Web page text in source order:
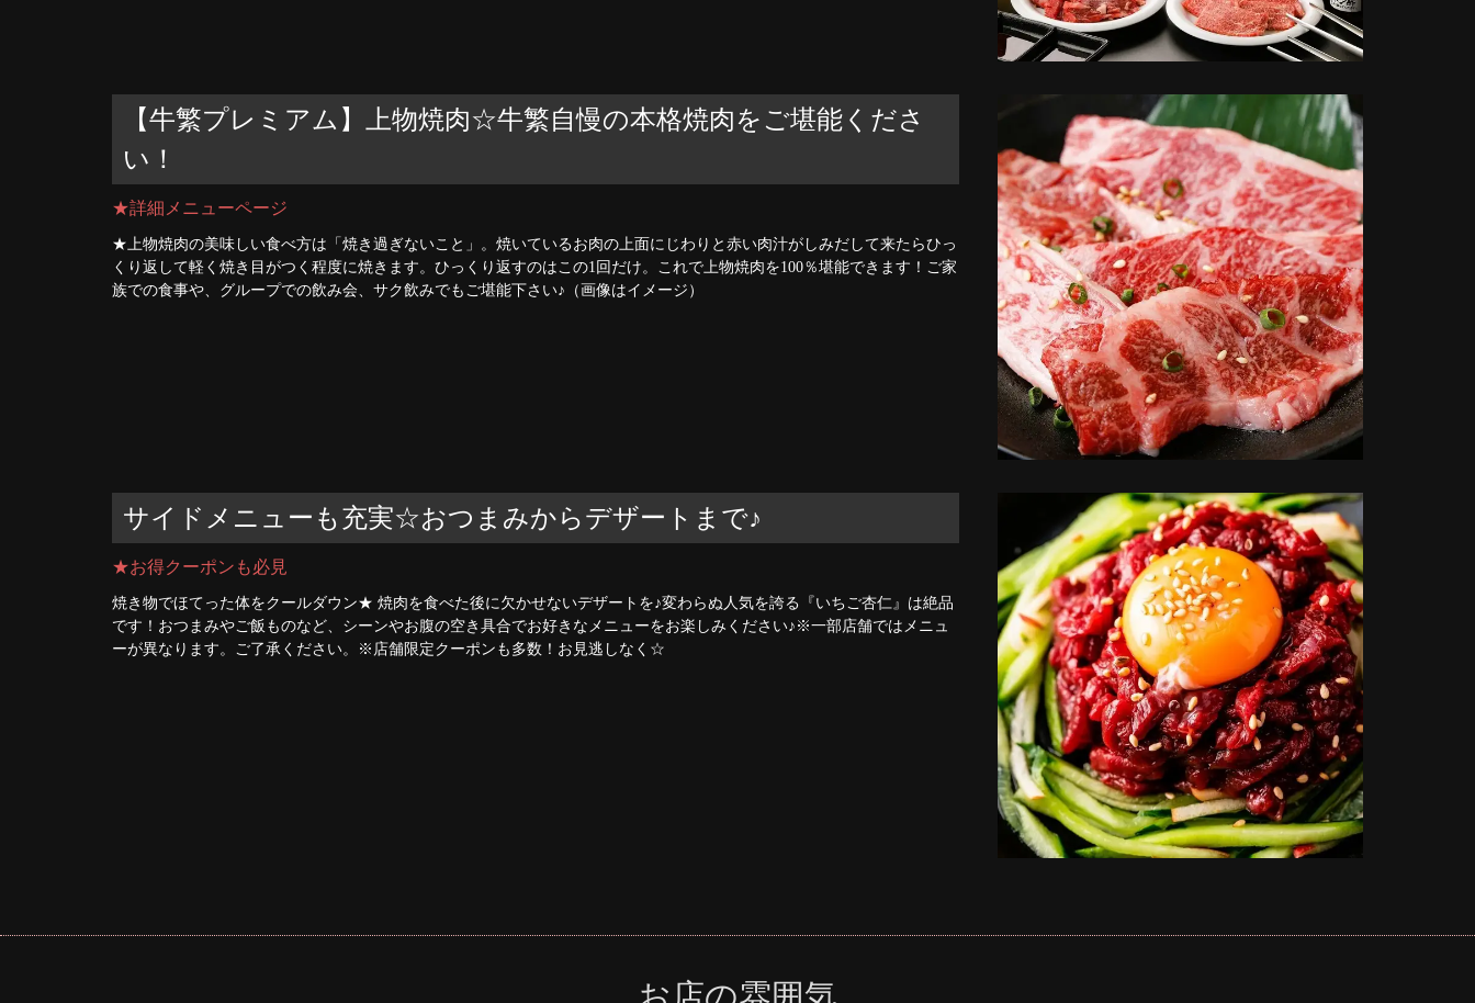
【牛繁プレミアム】上物焼肉☆牛繁自慢の本格焼肉をご堪能くださ
い！
★詳細メニューページ
★上物焼肉の美味しい食べ方は「焼き過ぎないこと」。焼いているお肉の上面にじわりと赤い肉汁がしみだして来たらひっ
くり返して軽く焼き目がつく程度に焼きます。ひっくり返すのはこの1回だけ。これで上物焼肉を100％堪能できます！ご家
族での食事や、グループでの飲み会、サク飲みでもご堪能下さい♪（画像はイメージ）
サイドメニューも充実☆おつまみからデザートまで♪
★お得クーポンも必見
焼き物でほてった体をクールダウン★ 焼肉を食べた後に欠かせないデザートを♪変わらぬ人気を誇る『いちご杏仁』は絶品
です！おつまみやご飯ものなど、シーンやお腹の空き具合でお好きなメニューをお楽しみください♪※一部店舗ではメニュ
ーが異なります。ご了承ください。※店舗限定クーポンも多数！お見逃しなく☆